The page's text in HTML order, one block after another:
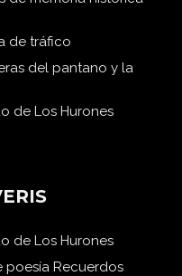
de tráfico
del pantano y la
de Los Hurones
de Los Hurones
poesía Recuerdos